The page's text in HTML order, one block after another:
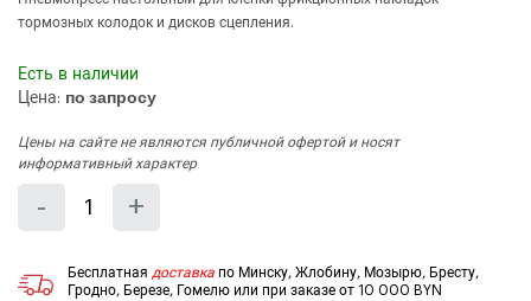
тормозных колодок и дисков сцепления.
Есть в наличии
Цена: по запросу
Цены на сайте не являются публичной офертой и носят
информативный характер
- Уменьшить
на
еденицу
+
на
еденицу
Бесплатная доставка по Минску, Жлобину, Мозырю, Бресту,
Гродно, Березе, Гомелю или при заказе от 10 000 BYN